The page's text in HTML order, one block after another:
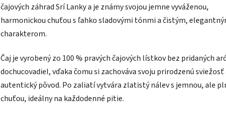
čajových záhrad Srí Lanky a je známy svojou jemne vyváženou,
harmonickou chuťou s ľahko sladovými tónmi a čistým,
charakterom.
Čaj je vyrobený zo 100 % pravých čajových lístkov bez pridaných
dochucovadiel, vďaka čomu si zachováva svoju prirodzenú sviežosť
autentický pôvod. Po zaliatí vytvára zlatistý nálev s jemnou, ale
chuťou, ideálny na každodenné pitie.